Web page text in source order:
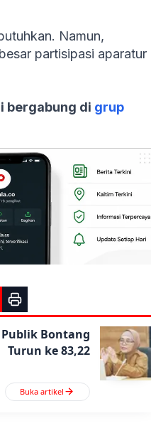
Namun,
partisipasi aparatur
bergabung di grup
Bontang
Turun ke 83,22
Buka artikel